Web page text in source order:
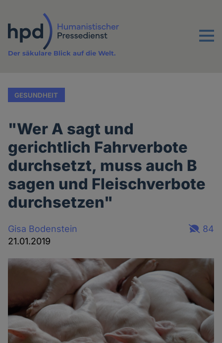
Inhalt
Menu
Der säkulare Blick auf die Welt.
GESUNDHEIT
"Wer A sagt und
gerichtlich Fahrverbote
durchsetzt, muss auch B
sagen und Fleischverbote
durchsetzen"
Gisa Bodenstein
21.01.2019
84